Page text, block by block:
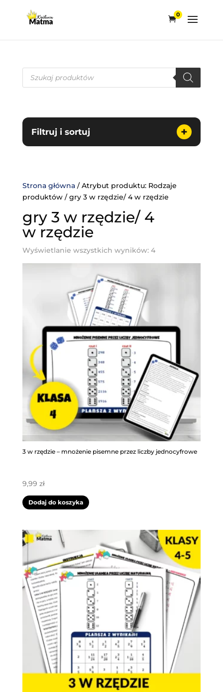
0
Strona główna/ Atrybut produktu: Rodzaje
produktów / gry 3 w rzędzie/ 4 w rzędzie
gry 3 w rzędzie/ 4
w rzędzie
Wyświetlanie wszystkich wyników: 4Posortowane
według
3 w rzędzie – mnożenie pisemne przez liczby jednocyfrowe
9,99 zł
Dodaj do koszyka
Wyszukiwarka
produktów
Filtruj i sortuj +